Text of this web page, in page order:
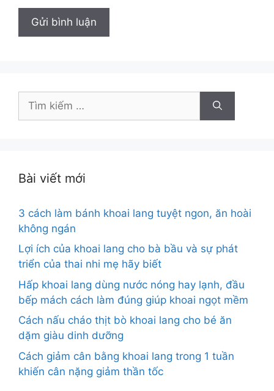
Tìm
kiếm
Bài viết mới
3 cách làm bánh khoai lang tuyệt ngon, ăn hoài
không ngán
Lợi ích của khoai lang cho bà bầu và sự phát
triển của thai nhi mẹ hãy biết
Hấp khoai lang dùng nước nóng hay lạnh, đầu
bếp mách cách làm đúng giúp khoai ngọt mềm
Cách nấu cháo thịt bò khoai lang cho bé ăn
dặm giàu dinh dưỡng
Cách giảm cân bằng khoai lang trong 1 tuần
khiến cân nặng giảm thần tốc